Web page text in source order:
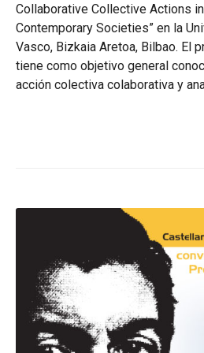
Collaborative Collective Actions
Contemporary Societies” en la
Vasco, Bizkaia Aretoa, Bilbao. El
tiene como objetivo general
acción colectiva colaborativa y